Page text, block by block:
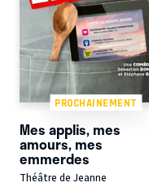
PROCHAINEMENT
Mes applis, mes
amours, mes
emmerdes
Théâtre de Jeanne